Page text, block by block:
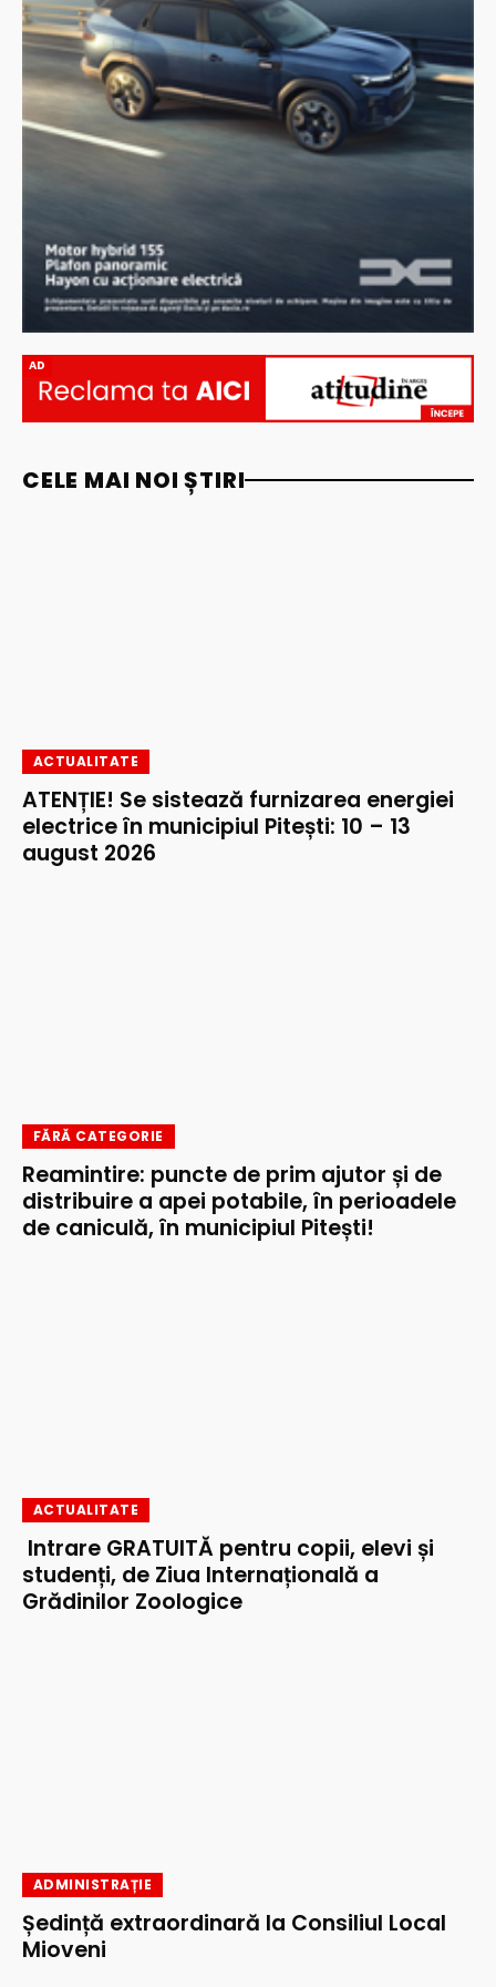
AD
CELE MAI NOI ȘTIRI
ACTUALITATE
ATENȚIE! Se sistează furnizarea energiei
electrice în municipiul Pitești: 10 – 13
august 2026
FĂRĂ CATEGORIE
Reamintire: puncte de prim ajutor și de
distribuire a apei potabile, în perioadele
de caniculă, în municipiul Pitești!
ACTUALITATE
Intrare GRATUITĂ pentru copii, elevi și
studenți, de Ziua Internațională a
Grădinilor Zoologice
ADMINISTRAȚIE
Ședință extraordinară la Consiliul Local
Mioveni